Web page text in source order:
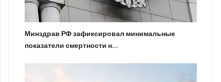
Минздрав РФ зафиксировал минимальные
показатели смертности н...